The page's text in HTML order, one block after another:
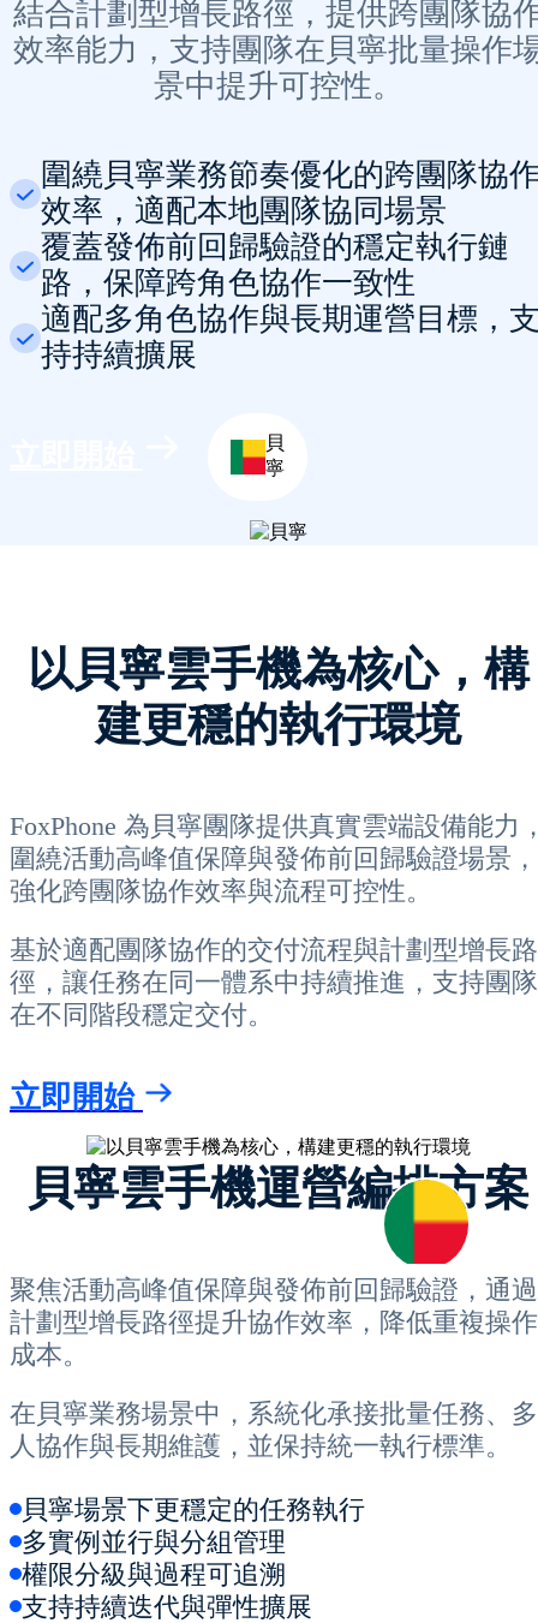
結合計劃型增長路徑，提供跨團隊協
效率能力，支持團隊在貝寧批量操作
景中提升可控性。
圍繞貝寧業務節奏優化的跨團隊協
效率，適配本地團隊協同場景
覆蓋發佈前回歸驗證的穩定執行鏈
路，保障跨角色協作一致性
適配多角色協作與長期運營目標，
持持續擴展
貝
寧
以貝寧雲手機為核心，構
建更穩的執行環境
FoxPhone 為貝寧團隊提供真實雲端設備能力
圍繞活動高峰值保障與發佈前回歸驗證場景，
強化跨團隊協作效率與流程可控性。
基於適配團隊協作的交付流程與計劃型增長路
徑，讓任務在同一體系中持續推進，支持團隊
在不同階段穩定交付。
立即開始
貝寧雲手機運營編排方案
聚焦活動高峰值保障與發佈前回歸驗證，通過
計劃型增長路徑提升協作效率，降低重複操作
成本。
在貝寧業務場景中，系統化承接批量任務、多
人協作與長期維護，並保持統一執行標準。
貝寧場景下更穩定的任務執行
多實例並行與分組管理
權限分級與過程可追溯
支持持續迭代與彈性擴展